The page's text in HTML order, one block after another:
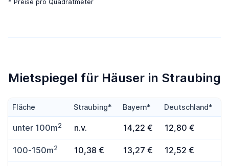
* Preise pro Quadratmeter
Mietspiegel für Häuser in Straubing
Fläche Straubing* Bayern* Deutschland*
unter 100m2 n.v. 14,22 € 12,80 €
100-150m2 10,38 € 13,27 € 12,52 €